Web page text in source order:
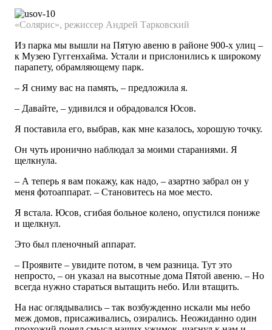
«Солярис», режиссер Андрей Тарковский
Из парка мы вышли на Пятую авеню в районе 900-х улиц –
к Музею Гуггенхайма. Устали и прислонились к широкому
парапету, обрамляющему парк.
– Я сниму вас на память, – предложила я.
– Давайте, – удивился и обрадовался Юсов.
Я поставила его, выбрав, как мне казалось, хорошую точку.
Он чуть иронично наблюдал за моими стараниями. Я
щелкнула.
– А теперь я вам покажу, как надо, – азартно забрал он у
меня фотоаппарат. – Становитесь на мое место.
Я встала. Юсов, сгибая больное колено, опустился пониже
и щелкнул.
Это был пленочный аппарат.
– Проявите – увидите потом, в чем разница. Тут это
непросто, – он указал на высотные дома Пятой авеню. – Но
всегда нужно стараться вытащить небо. Или втащить.
На нас оглядывались – так возбужденно искали мы небо
меж домов, присаживались, озирались. Неожиданно один